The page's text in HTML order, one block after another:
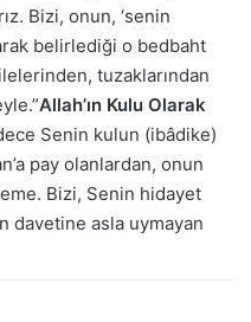
Bizi, onun, ‘senin
belirlediği o bedbaht
tuzaklarından
Allah’ın Kulu Olarak
Senin kulun (ibâdike)
pay olanlardan, onun
Bizi, Senin hidayet
davetine asla uymayan